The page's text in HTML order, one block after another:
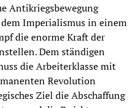
Antikriegsbewegung
Imperialismus in einem
die enorme Kraft der
Dem ständigen
die Arbeiterklasse mit
Revolution
Ziel die Abschaffung